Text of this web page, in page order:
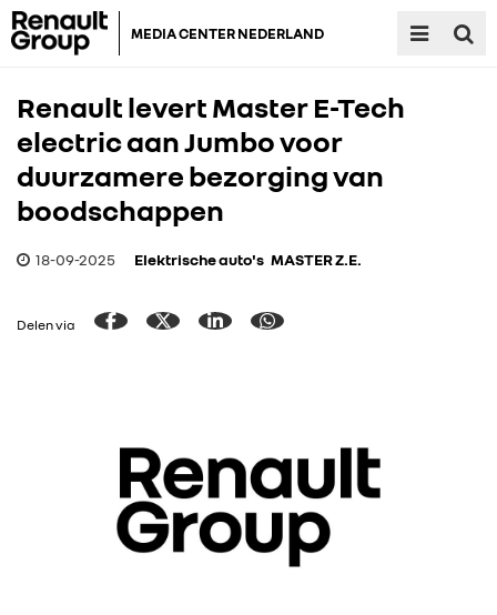
MEDIA CENTER NEDERLAND
Renault levert Master E-Tech
electric aan Jumbo voor
duurzamere bezorging van
boodschappen
18-09-2025 Elektrische auto's MASTER Z.E.
Delen via